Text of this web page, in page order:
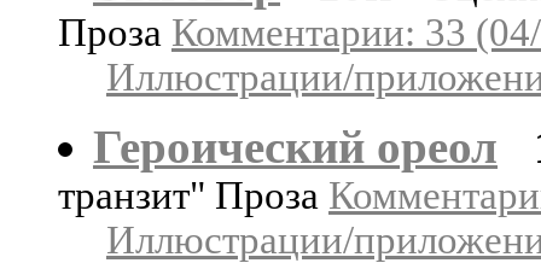
Проза Комментарии: 33
Иллюстрации/
Героический ореол
транзит" Проза
Иллюстрации/